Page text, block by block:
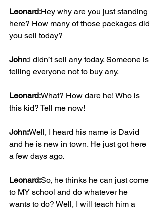
Leonard:Hey why are you just standing
here? How many of those packages did
you sell today?
John:I didn’t sell any today. Someone is
telling everyone not to buy any.
Leonard:What? How dare he! Who is
this kid? Tell me now!
John:Well, I heard his name is David
and he is new in town. He just got here
a few days ago.
Leonard:So, he thinks he can just come
to MY school and do whatever he
wants to do? Well, I will teach him a